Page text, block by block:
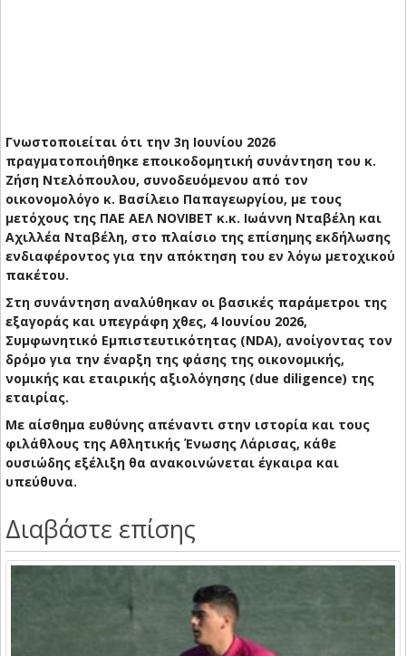
Γνωστοποιείται ότι την 3η Ιουνίου 2026
πραγματοποιήθηκε εποικοδομητική συνάντηση του κ.
Ζήση Ντελόπουλου, συνοδευόμενου από τον
οικονομολόγο κ. Βασίλειο Παπαγεωργίου, με τους
μετόχους της ΠΑΕ ΑΕΛ NOVIBET κ.κ. Ιωάννη Νταβέλη και
Αχιλλέα Νταβέλη, στο πλαίσιο της επίσημης εκδήλωσης
ενδιαφέροντος για την απόκτηση του εν λόγω μετοχικού
πακέτου.
Στη συνάντηση αναλύθηκαν οι βασικές παράμετροι της
εξαγοράς και υπεγράφη χθες, 4 Ιουνίου 2026,
Συμφωνητικό Εμπιστευτικότητας (NDA), ανοίγοντας τον
δρόμο για την έναρξη της φάσης της οικονομικής,
νομικής και εταιρικής αξιολόγησης (due diligence) της
εταιρίας.
Με αίσθημα ευθύνης απέναντι στην ιστορία και τους
φιλάθλους της Αθλητικής Ένωσης Λάρισας, κάθε
ουσιώδης εξέλιξη θα ανακοινώνεται έγκαιρα και
υπεύθυνα.
Διαβάστε επίσης